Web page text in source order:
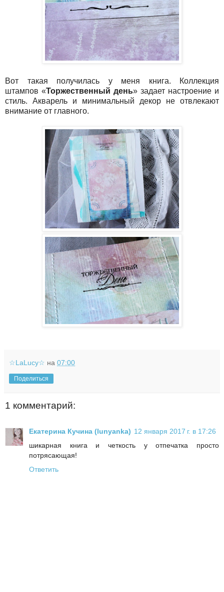
Вот такая получилась у меня книга. Коллекция
штампов «Торжественный день» задает настроение и
стиль. Акварель и минимальный декор не отвлекают
внимание от главного.
☆LaLucy☆ на 07:00
Поделиться
1 комментарий:
Екатерина Кучина (lunyanka) 12 января 2017 г. в 17:26
шикарная книга и четкость у отпечатка просто
потрясающая!
Ответить